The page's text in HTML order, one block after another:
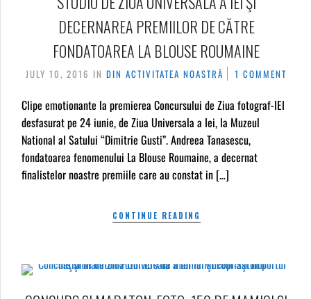
DECERNAREA PREMIILOR DE CĂTRE
FONDATOAREA LA BLOUSE ROUMAINE
JULY 10, 2016 IN DIN ACTIVITATEA NOASTRĂ 1 COMMENT
Clipe emotionante la premierea Concursului de Ziua fotograf-IEI
desfasurat pe 24 iunie, de Ziua Universala a Iei, la Muzeul
National al Satului “Dimitrie Gusti”. Andreea Tanasescu,
fondatoarea fenomenului La Blouse Roumaine, a decernat
finalistelor noastre premiile care au constat in […]
CONTINUE READING